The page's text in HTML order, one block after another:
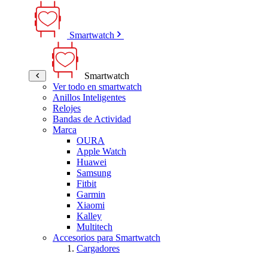
Smartwatch
Smartwatch
Ver todo en smartwatch
Anillos Inteligentes
Relojes
Bandas de Actividad
Marca
OURA
Apple Watch
Huawei
Samsung
Fitbit
Garmin
Xiaomi
Kalley
Multitech
Accesorios para Smartwatch
Cargadores